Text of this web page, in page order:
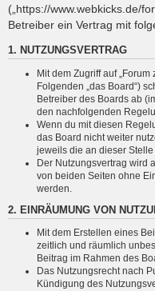
(„https://www.webkicks.de/
Betreiber ein Vertrag mit
1. NUTZUNGSVERTRAG
Mit dem Zugriff auf
Folgenden „das Board“)
Betreiber des Boards ab
den nachfolgenden
Wenn du mit diesen
das Board nicht weiter
jeweils die an dieser
Der Nutzungsvertrag wird
von beiden Seiten ohne
werden.
2. EINRÄUMUNG VON
Mit dem Erstellen eines
zeitlich und räumlich
Beitrag im Rahmen des
Das Nutzungsrecht nach
Kündigung des